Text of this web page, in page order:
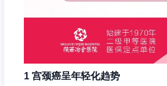
1 宫颈癌呈年轻化趋势